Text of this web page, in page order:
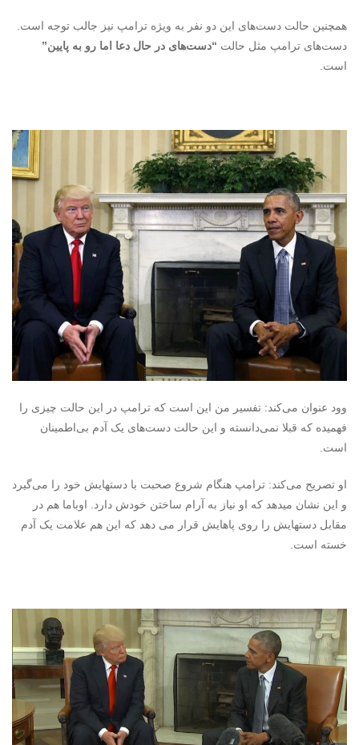
همچنین حالت دست‌های این دو نفر به ویژه ترامپ نیز جالب توجه است.
دست‌های ترامپ مثل حالت “دست‌های در حال دعا اما رو به پایین”
است.
وود عنوان می‌کند: تفسیر من این است که ترامپ در این حالت چیزی را
فهمیده که قبلا نمی‌دانسته و این حالت دست‌های یک آدم بی‌اطمینان
است.
او تصریح می‌کند: ترامپ هنگام شروع صحبت با دستهایش خود را می‌گیرد
و این نشان میدهد که او نیاز به آرام ساختن خودش دارد. اوباما هم در
مقابل دستهایش را روی پاهایش قرار می دهد که این هم علامت یک آدم
خسته است.